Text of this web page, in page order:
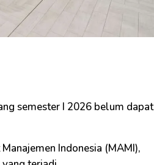
semester I 2026 belum dapat
Indonesia (MAMI),